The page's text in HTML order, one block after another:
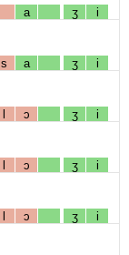
a ʒ i
s a ʒ i
l ɔ ʒ i
l ɔ ʒ i
l ɔ ʒ i